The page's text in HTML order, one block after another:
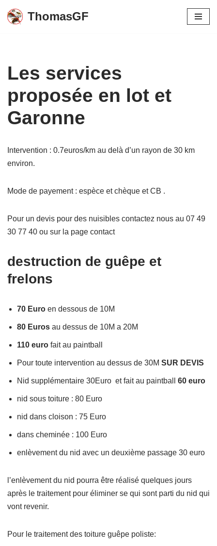
Aller
ThomasGF
Les services
proposée en lot et
Garonne
Intervention : 0.7euros/km au delà d’un rayon de 30 km
environ.
Mode de payement : espèce et chèque et CB .
Pour un devis pour des nuisibles contactez nous au 07 49
30 77 40 ou sur la page contact
destruction de guêpe et
frelons
70 Euro en dessous de 10M
80 Euros au dessus de 10M a 20M
110 euro fait au paintball
Pour toute intervention au dessus de 30M SUR DEVIS
Nid supplémentaire 30Euro et fait au paintball 60 euro
nid sous toiture : 80 Euro
nid dans cloison : 75 Euro
dans cheminée : 100 Euro
enlèvement du nid avec un deuxième passage 30 euro
l’enlèvement du nid pourra être réalisé quelques jours
après le traitement pour éliminer se qui sont parti du nid qui
vont revenir.
Pour le traitement des toiture guêpe poliste: